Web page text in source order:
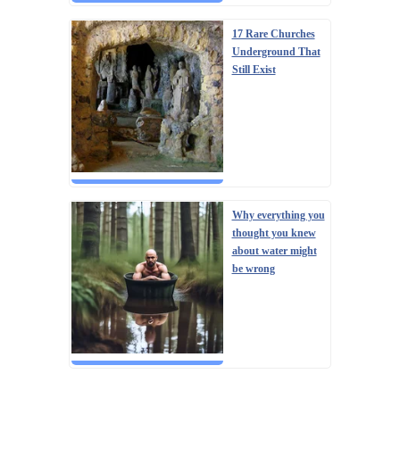
17 Rare Churches
Underground That
Still Exist
Why everything you
thought you knew
about water might
be wrong